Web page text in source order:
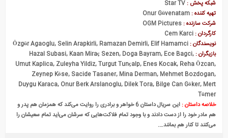
شبکه پخش :Star TV
تهیه کننده :Onur Güvenatam
شرکت سازنده :OGM Pictures
کارگردان :Cem Karci
نویسندگان :Özgür Agaoglu, Selin Arapkirli, Ramazan Demirli, Elif Hamamci
بازیگران :Hazal Subasi, Kaan Miraç Sezen, Doga Bayram, Ece Bagci,
Umut Kaplica, Zuleyha Yildiz, Turgut Tunçalp, Enes Kocak, Reha Özcan,
Zeynep Köse, Sacide Tasaner, Mina Derman, Mehmet Bozdogan,
Duygu Karaca, Onur Berk Arslanoglu, Dilek Tora, Bilge Can Göker, Mert
Tümer
خلاصه داستان :
این سریال داستان 6 خواهر و برادری را روایت می‌کند که همزمان هم پدر و
هم مادر خود را از دست دادند و با وجود تمام فلاکت‌هایی که سرشان می‌آید تمام سعیشان را
می‌کنند تا کنار هم بمانند….